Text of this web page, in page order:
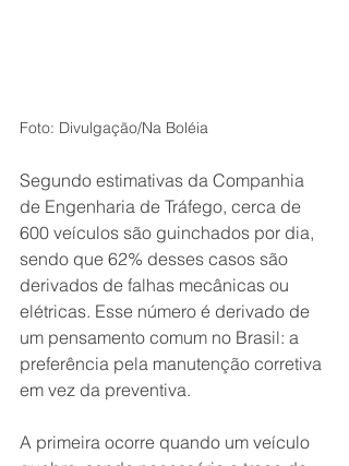
Foto: Divulgação/Na Boléia
Segundo estimativas da Companhia
de Engenharia de Tráfego, cerca de
600 veículos são guinchados por dia,
sendo que 62% desses casos são
derivados de falhas mecânicas ou
elétricas. Esse número é derivado de
um pensamento comum no Brasil: a
preferência pela manutenção corretiva
em vez da preventiva.
A primeira ocorre quando um veículo